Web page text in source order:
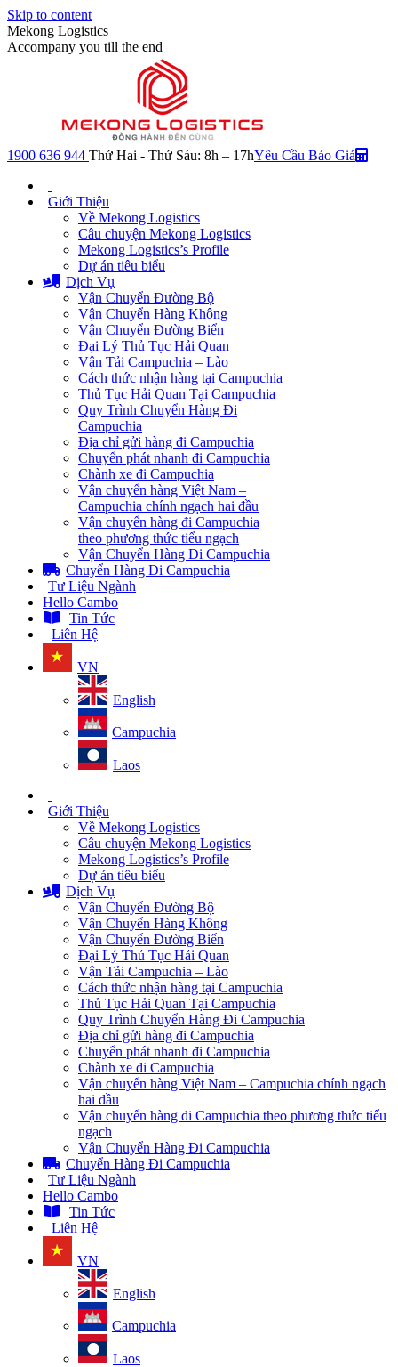
Skip to content
Mekong Logistics
Accompany you till the end
1900 636 944 Thứ Hai - Thứ Sáu: 8h – 17hYêu Cầu Báo Giá
Giới Thiệu
Về Mekong Logistics
Câu chuyện Mekong Logistics
Mekong Logistics’s Profile
Dự án tiêu biểu
Dịch Vụ
Vận Chuyển Đường Bộ
Vận Chuyển Hàng Không
Vận Chuyển Đường Biển
Đại Lý Thủ Tục Hải Quan
Vận Tải Campuchia – Lào
Cách thức nhận hàng tại Campuchia
Thủ Tục Hải Quan Tại Campuchia
Quy Trình Chuyển Hàng Đi
Campuchia
Địa chỉ gửi hàng đi Campuchia
Chuyển phát nhanh đi Campuchia
Chành xe đi Campuchia
Vận chuyển hàng Việt Nam –
Campuchia chính ngạch hai đầu
Vận chuyển hàng đi Campuchia
theo phương thức tiểu ngạch
Vận Chuyển Hàng Đi Campuchia
Chuyển Hàng Đi Campuchia
Tư Liệu Ngành
Hello Cambo
Tin Tức
Liên Hệ
VN
English
Campuchia
Laos
Giới Thiệu
Về Mekong Logistics
Câu chuyện Mekong Logistics
Mekong Logistics’s Profile
Dự án tiêu biểu
Dịch Vụ
Vận Chuyển Đường Bộ
Vận Chuyển Hàng Không
Vận Chuyển Đường Biển
Đại Lý Thủ Tục Hải Quan
Vận Tải Campuchia – Lào
Cách thức nhận hàng tại Campuchia
Thủ Tục Hải Quan Tại Campuchia
Quy Trình Chuyển Hàng Đi Campuchia
Địa chỉ gửi hàng đi Campuchia
Chuyển phát nhanh đi Campuchia
Chành xe đi Campuchia
Vận chuyển hàng Việt Nam – Campuchia chính ngạch
hai đầu
Vận chuyển hàng đi Campuchia theo phương thức tiểu
ngạch
Vận Chuyển Hàng Đi Campuchia
Chuyển Hàng Đi Campuchia
Tư Liệu Ngành
Hello Cambo
Tin Tức
Liên Hệ
VN
English
Campuchia
Laos